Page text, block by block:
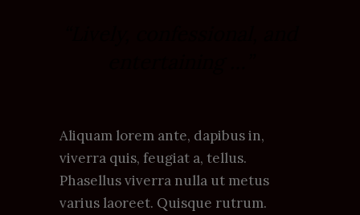
Aliquam lorem ante, dapibus in,
viverra quis, feugiat a, tellus.
Phasellus viverra nulla ut metus
varius laoreet. Quisque rutrum.